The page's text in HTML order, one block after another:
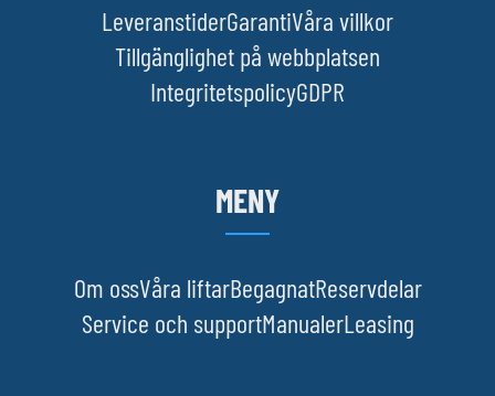
LeveranstiderGarantiVåra villkor
Tillgänglighet på webbplatsen
IntegritetspolicyGDPR
MENY
Om ossVåra liftarBegagnatReservdelar
Service och supportManualerLeasing